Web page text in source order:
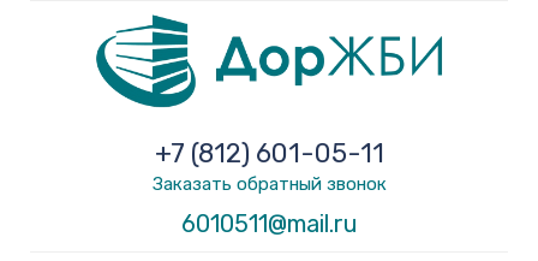
6010511@mail.ru
+7 (812) 601-05-11
Заказать обратный звонок